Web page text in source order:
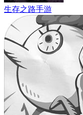
生存之路手游